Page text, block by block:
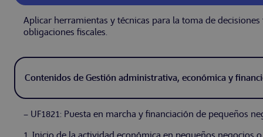
Aplicar herramientas y técnicas para la toma de
obligaciones fiscales.
Contenidos de Gestión administrativa, económica y
– UF1821: Puesta en marcha y financiación de pequeños